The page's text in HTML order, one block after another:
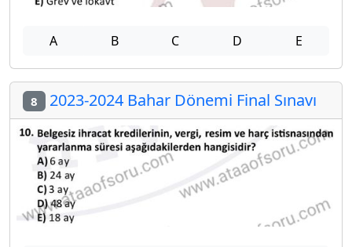
A B C D E
8 2023-2024 Bahar Dönemi Final Sınavı